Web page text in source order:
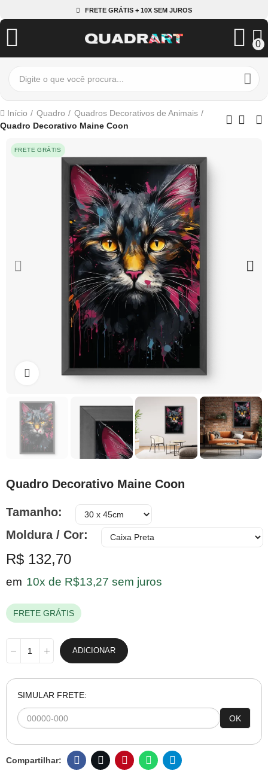
FRETE GRÁTIS + 10X SEM JUROS
0
Início Quadro
Quadros Decorativos de Animais
Quadro Decorativo Maine Coon
FRETE GRÁTIS
Clique para ampliar
Quadro Decorativo Maine Coon
Tamanho
Moldura / Cor
R$ 132,70
em 10x de R$13,27 sem juros
FRETE GRÁTIS
ADICIONAR
SIMULAR FRETE:
OK